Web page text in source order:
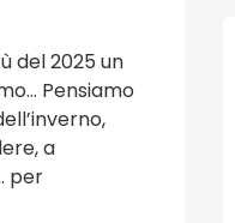
del 2025 un
Pensiamo
a
per